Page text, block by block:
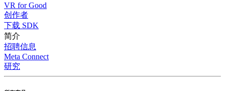
VR for Good
创作者
下载 SDK
简介
招聘信息
Meta Connect
研究